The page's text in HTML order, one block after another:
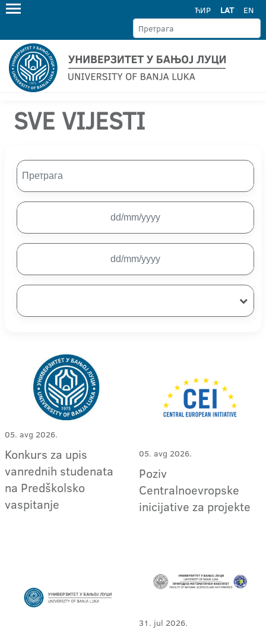
ЋИР LAT EN
SVE VIJESTI
05. avg 2026.
Konkurs za upis
vanrednih studenata
na Predškolsko
vaspitanje
05. avg 2026.
Poziv
Centralnoevropske
inicijative za projekte
31. jul 2026.